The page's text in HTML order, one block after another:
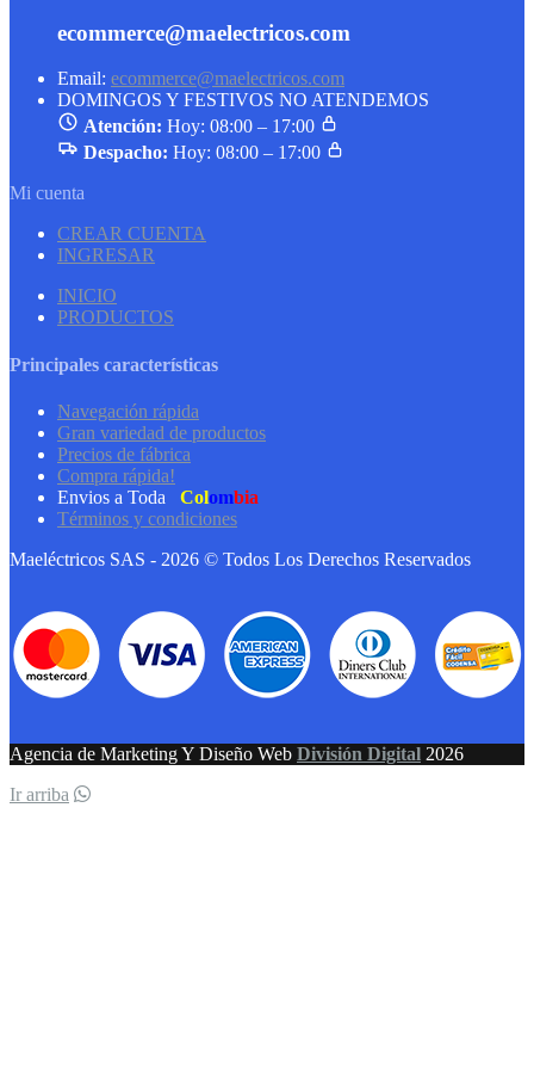
ecommerce@maelectricos.com
Email: ecommerce@maelectricos.com
DOMINGOS Y FESTIVOS NO ATENDEMOS
Atención: Hoy: 08:00 – 17:00
Despacho: Hoy: 08:00 – 17:00
Mi cuenta
CREAR CUENTA
INGRESAR
INICIO
PRODUCTOS
Principales características
Navegación rápida
Gran variedad de productos
Precios de fábrica
Compra rápida!
Envios a Toda
Colombia
Términos y condiciones
Maeléctricos SAS - 2026 © Todos Los Derechos Reservados
Agencia de Marketing Y Diseño Web División Digital 2026
Ir arriba